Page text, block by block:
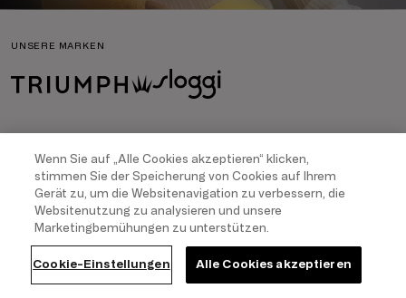
UNSERE MARKEN
WÄHLEN SIE IHR LAND
DEUTSCH
Wenn Sie auf „Alle Cookies akzeptieren“ klicken,
stimmen Sie der Speicherung von Cookies auf Ihrem
Gerät zu, um die Websitenavigation zu verbessern, die
Websitenutzung zu analysieren und unsere
Marketingbemühungen zu unterstützen.
Cookie-Einstellungen Alle Cookies akzeptieren